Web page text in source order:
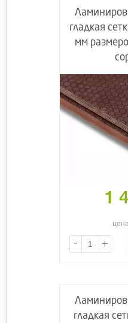
гладкая
мм
1
- +
гладкая